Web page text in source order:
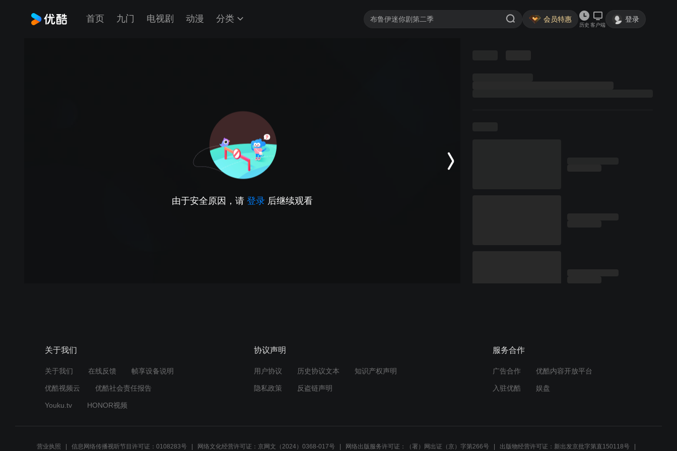
首页 九门 电视剧 动漫 分类 会员特惠
历史 客户端
登录
由于安全原因，请 登录 后继续观看
关于我们
关于我们 在线反馈 帧享设备说明
优酷视频云 优酷社会责任报告
Youku.tv HONOR视频
协议声明
用户协议 历史协议文本 知识产权声明
隐私政策 反盗链声明
服务合作
广告合作 优酷内容开放平台
入驻优酷 娱盘
营业执照 信息网络传播视听节目许可证：0108283号 网络文化经营许可证：京网文（2024）0368-017号 网络出版服务许可证：（署）网出证（京）字第266号 出版物经营许可证：新出发京批字第直150118号